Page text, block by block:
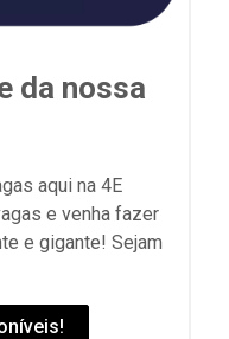
da nossa
aqui na 4E
e venha fazer
e gigante! Sejam